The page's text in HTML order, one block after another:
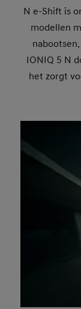
N e-Shift is
modellen
IONIQ 5 N
het zorgt